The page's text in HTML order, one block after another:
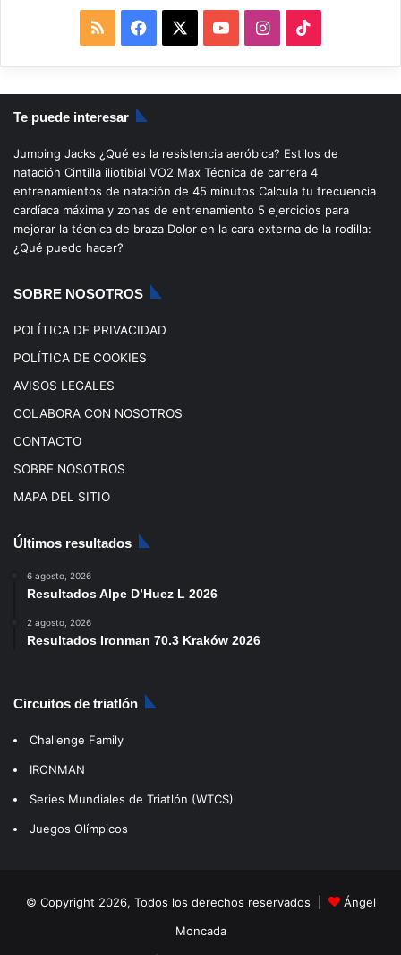
S
S
a
c
b
o
o
u
u
b
I
n
s
a
g
i
k
o
k
Te puede interesar
Jumping Jacks ¿Qué es la resistencia aeróbica? Estilos de
natación Cintilla iliotibial VO2 Max Técnica de carrera 4
entrenamientos de natación de 45 minutos Calcula tu frecuencia
cardíaca máxima y zonas de entrenamiento 5 ejercicios para
mejorar la técnica de braza Dolor en la cara externa de la rodilla:
¿Qué puedo hacer?
SOBRE NOSOTROS
POLÍTICA DE PRIVACIDAD
POLÍTICA DE COOKIES
AVISOS LEGALES
COLABORA CON NOSOTROS
CONTACTO
SOBRE NOSOTROS
MAPA DEL SITIO
Últimos resultados
6 agosto, 2026
Resultados Alpe D’Huez L 2026
2 agosto, 2026
Resultados Ironman 70.3 Kraków 2026
Circuitos de triatlón
Challenge Family
IRONMAN
Series Mundiales de Triatlón (WTCS)
Juegos Olímpicos
© Copyright 2026, Todos los derechos reservados |
Ángel
Moncada